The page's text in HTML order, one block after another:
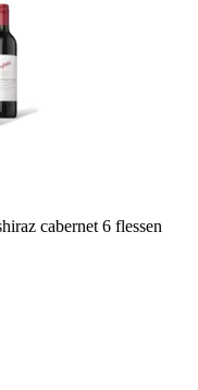
cabernet 6 flessen